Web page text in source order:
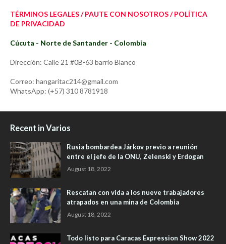
TÉRMINOS LEGALES / PAUTE CON NOSOTROS / POLÍTICA
DE PRIVACIDAD
Cúcuta - Norte de Santander - Colombia
Dirección: Calle 21 #0B-63 barrio Blanco
Correo: hangaritac214@gmail.com
WhatsApp: (+57) 310 8781918
Recent in Varios
Rusia bombardea Járkov previo a reunión
entre el jefe de la ONU, Zelenski y Erdogan
August 18, 2022
Rescatan con vida a los nueve trabajadores
atrapados en una mina de Colombia
August 18, 2022
Todo listo para Caracas Expression Show 2022